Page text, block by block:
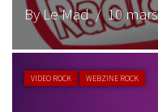
By Yann Landry
CHRONIQUE ROCK